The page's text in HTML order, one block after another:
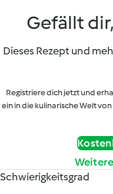
Gefällt
Dieses Rezept und
Registriere dich jetzt und
ein in die kulinarische Welt
Schwierigkeitsgrad